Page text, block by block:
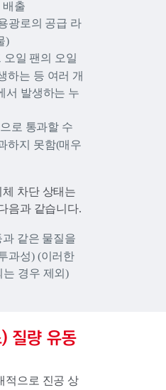
배출
광로의 공급 라
)
오일 팬의 오일
하는 등 여러 개
서 발생하는 누
로 통과할 수
하지 못함(매우
차단 상태는
음과 같습니다.
같은 물질을
과성) (이러한
경우 제외)
질량 유동
적으로 진공 상